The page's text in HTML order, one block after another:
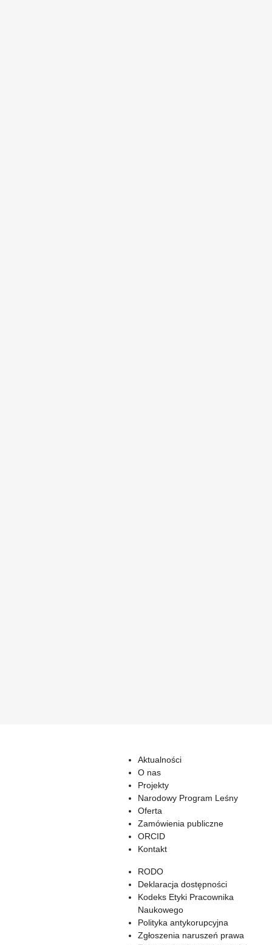
Aktualności
O nas
Projekty
Narodowy Program Leśny
Oferta
Zamówienia publiczne
ORCID
Kontakt
RODO
Deklaracja dostępności
Kodeks Etyki Pracownika
Naukowego
Polityka antykorupcyjna
Zgłoszenia naruszeń prawa